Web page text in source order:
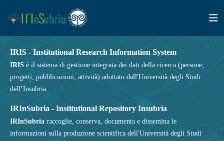
IRIS - Institutional Research Information System
IRIS è il sistema di gestione integrata dei dati della ricerca (persone,
progetti, pubblicazioni, attività) adottato dall'Università degli Studi
dell’Insubria.
IRInSubria - Institutional Repository Insubria
IRInSubria raccoglie, conserva, documenta e dissemina le
informazioni sulla produzione scientifica dell'Università degli Studi